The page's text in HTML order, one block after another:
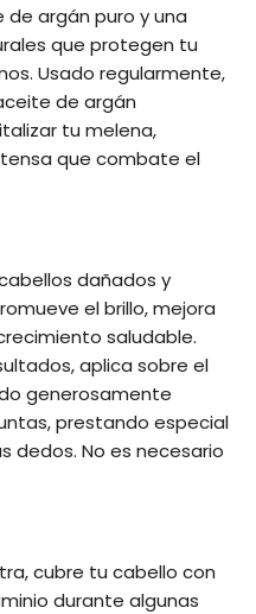
argán puro y una
que protegen tu
Usado regularmente,
de argán
tu melena,
que combate el
dañados y
el brillo, mejora
saludable.
aplica sobre el
generosamente
prestando especial
dedos. No es necesario
cubre tu cabello con
durante algunas